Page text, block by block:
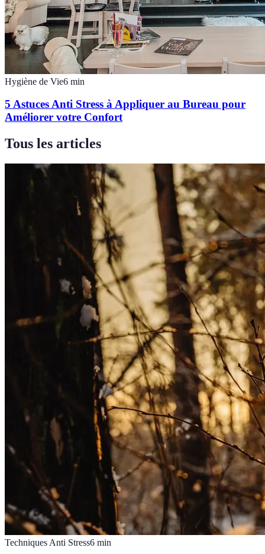
Hygiène de Vie6 min
5 Astuces Anti Stress à Appliquer au Bureau pour
Améliorer votre Confort
Tous les articles
Techniques Anti Stress6 min